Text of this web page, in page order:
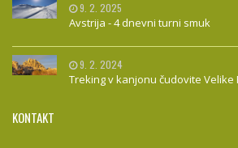
9. 2. 2025
Avstrija - 4 dnevni turni smuk
9. 2. 2024
Treking v kanjonu čudovite Velike
KONTAKT